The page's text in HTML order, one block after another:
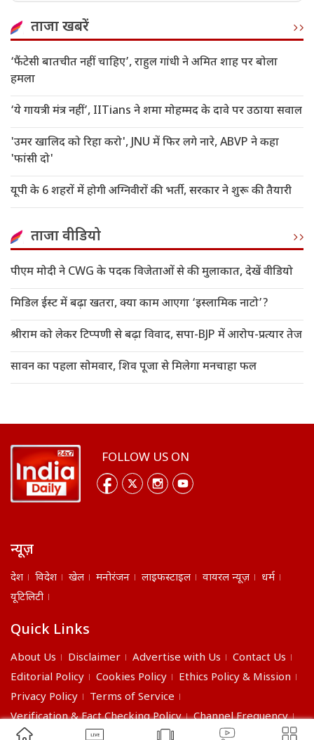
ताजा खबरें
‘फैंटेसी बातचीत नहीं चाहिए’, राहुल गांधी ने अमित शाह पर बोला
हमला
‘ये गायत्री मंत्र नहीं’, IITians ने शमा मोहम्मद के दावे पर उठाया सवाल
'उमर खालिद को रिहा करो', JNU में फिर लगे नारे, ABVP ने कहा
'फांसी दो'
यूपी के 6 शहरों में होगी अग्निवीरों की भर्ती, सरकार ने शुरू की तैयारी
ताजा वीडियो
पीएम मोदी ने CWG के पदक विजेताओं से की मुलाकात, देखें वीडियो
मिडिल ईस्ट में बढ़ा खतरा, क्या काम आएगा ‘इस्लामिक नाटो’?
श्रीराम को लेकर टिप्पणी से बढ़ा विवाद, सपा-BJP में आरोप-प्रत्यार तेज
सावन का पहला सोमवार, शिव पूजा से मिलेगा मनचाहा फल
FOLLOW US ON
न्यूज़
देश विदेश खेल मनोरंजन लाइफस्टाइल वायरल न्यूज़
धर्म
यूटिलिटी
Quick Links
About Us Disclaimer Advertise with Us
Contact Us
Editorial Policy
Cookies Policy
Ethics Policy & Mission
Privacy Policy
Terms of Service
Verification & Fact Checking Policy
Channel Frequency